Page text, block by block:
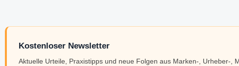
Kostenloser Newsletter
Aktuelle Urteile, Praxistipps und neue Folgen aus Marken-, Urheber-,